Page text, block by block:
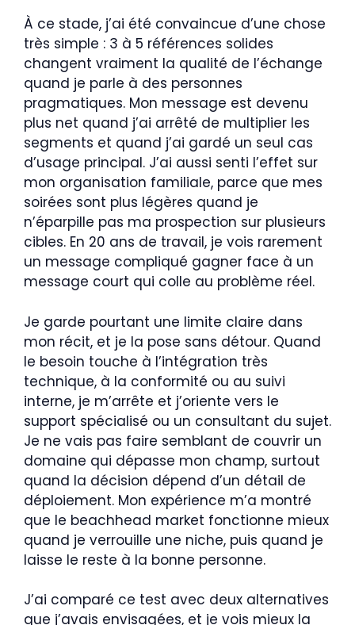
À ce stade, j’ai été convaincue d’une chose
très simple : 3 à 5 références solides
changent vraiment la qualité de l’échange
quand je parle à des personnes
pragmatiques. Mon message est devenu
plus net quand j’ai arrêté de multiplier les
segments et quand j’ai gardé un seul cas
d’usage principal. J’ai aussi senti l’effet sur
mon organisation familiale, parce que mes
soirées sont plus légères quand je
n’éparpille pas ma prospection sur plusieurs
cibles. En 20 ans de travail, je vois rarement
un message compliqué gagner face à un
message court qui colle au problème réel.
Je garde pourtant une limite claire dans
mon récit, et je la pose sans détour. Quand
le besoin touche à l’intégration très
technique, à la conformité ou au suivi
interne, je m’arrête et j’oriente vers le
support spécialisé ou un consultant du sujet.
Je ne vais pas faire semblant de couvrir un
domaine qui dépasse mon champ, surtout
quand la décision dépend d’un détail de
déploiement. Mon expérience m’a montré
que le beachhead market fonctionne mieux
quand je verrouille une niche, puis quand je
laisse le reste à la bonne personne.
J’ai comparé ce test avec deux alternatives
que j’avais envisagées, et je vois mieux la